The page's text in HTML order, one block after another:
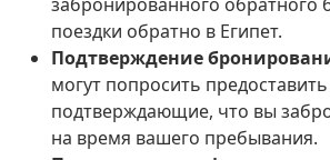
поездки обратно в Египет.
Подтверждение
могут попросить
подтверждающие, что вы
на время вашего пребывания.